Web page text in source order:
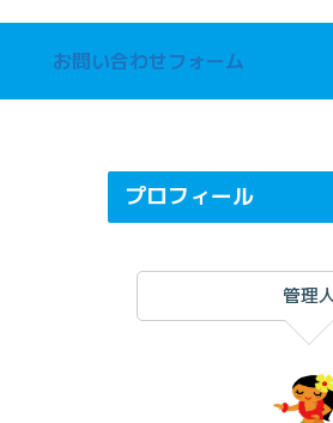
お問い合わせフォーム
プロフィール
管理